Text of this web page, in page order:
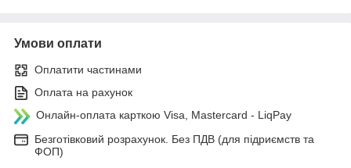
Умови оплати
Оплатити частинами
Оплата на рахунок
Онлайн-оплата карткою Visa, Mastercard - LiqPay
Безготівковий розрахунок. Без ПДВ (для підриємств та
ФОП)